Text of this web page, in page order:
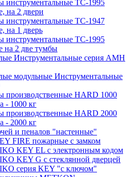
TC-1995
на 2 двери
инструментальные ТС-1947
на 1 дверь
инструментальные ТС-1995
на 2 две тумбы
Инструментальные серия AMH
модульные Инструментальные
HARD 1000
- 1000 кг
HARD 2000
- 2000 кг
и пеналов "настенные"
FIRE пожарные с замком
KEY EL с электронным кодом
KEY G с стеклянной дверцей
серия KEY "с ключом"